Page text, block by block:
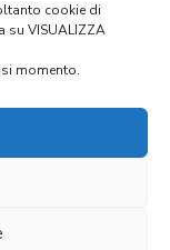
cookie di
su VISUALIZZA
momento.